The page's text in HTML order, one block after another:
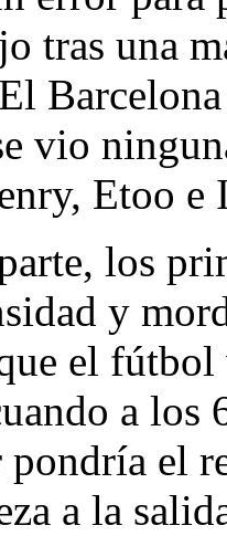
tras una
vio
Etoo e
los
y
el
a los
el
a la